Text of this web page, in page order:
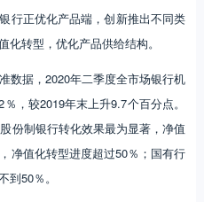
行正优化产品端，创新推出不同类
转型，优化产品供给结构。
数据，2020年二季度全市场银行机
，较2019年末上升9.7个百分点。
份制银行转化效果最为显著，净值
净值化转型进度超过50％；国有行
50％。